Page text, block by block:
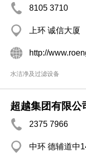
8105 3710
上环 诚信大厦
http://
水洁净及过滤设备
超越集团有限公
2375 7966
中环 德辅道中